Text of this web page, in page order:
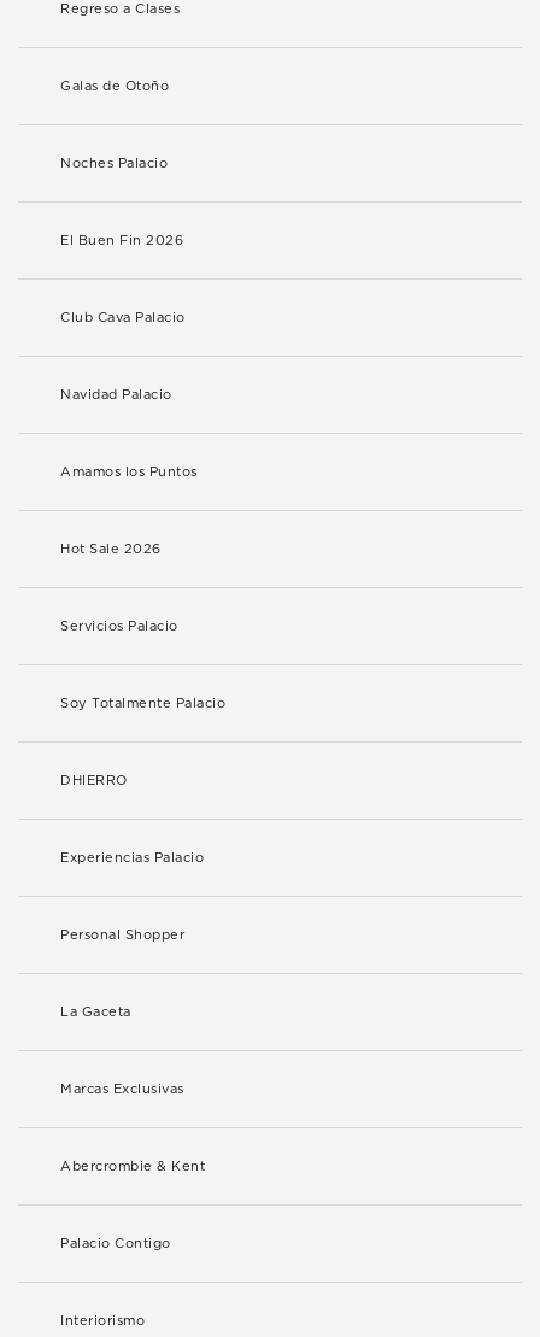
Regreso a Clases
Galas de Otoño
Noches Palacio
El Buen Fin 2026
Club Cava Palacio
Navidad Palacio
Amamos los Puntos
Hot Sale 2026
Servicios Palacio
Soy Totalmente Palacio
DHIERRO
Experiencias Palacio
Personal Shopper
La Gaceta
Marcas Exclusivas
Abercrombie & Kent
Palacio Contigo
Interiorismo